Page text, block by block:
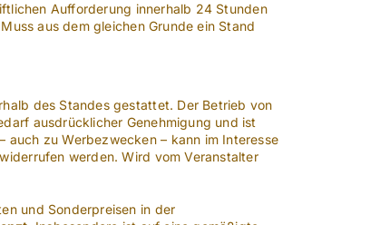
Aufforderung innerhalb 24 Stunden
aus dem gleichen Grunde ein Stand
des Standes gestattet. Der Betrieb von
ausdrücklicher Genehmigung und ist
zu Werbezwecken – kann im Interesse
werden. Wird vom Veranstalter
und Sonderpreisen in der